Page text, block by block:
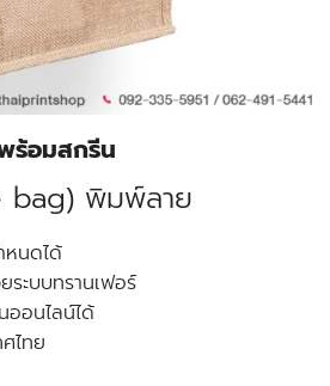
ร้อมสกรีน
bag) พิมพ์ลาย
นดได้
ะบบทรานเฟอร์
อนไลน์ได้
ไทย